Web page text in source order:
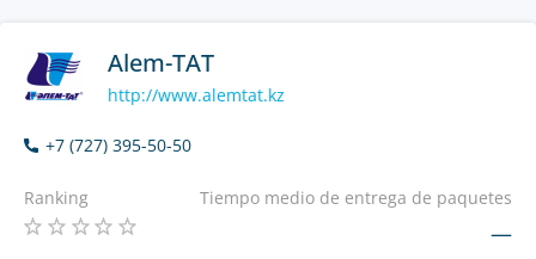
Alem-TAT
http://www.alemtat.kz
+7 (727) 395-50-50
Ranking Tiempo medio de entrega de paquetes
—